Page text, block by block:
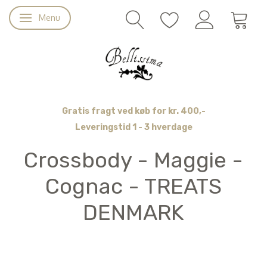
Skifte navigation
Menu
Gratis fragt ved køb for kr. 400,-
Leveringstid 1 - 3 hverdage
Crossbody - Maggie -
Cognac - TREATS
DENMARK